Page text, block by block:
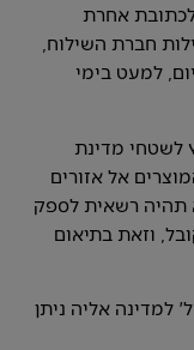
אחרת
חברת השילוח,
למעט בימי
לשטחי מדינת
אל אזורים
תהיה רשאית לספק
וזאת בתיאום
למדינה אליה ניתן